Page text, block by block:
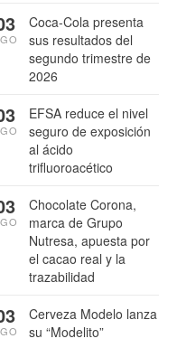
Coca-Cola presenta
sus resultados del
segundo trimestre de
2026
EFSA reduce el nivel
seguro de exposición
al ácido
trifluoroacético
Chocolate Corona,
marca de Grupo
Nutresa, apuesta por
el cacao real y la
trazabilidad
Cerveza Modelo lanza
su “Modelito”